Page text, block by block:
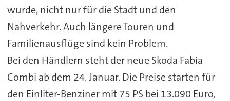
wurde, nicht nur für die Stadt und den
Nahverkehr. Auch längere Touren und
Familienausflüge sind kein Problem.
Bei den Händlern steht der neue Skoda Fabia
Combi ab dem 24. Januar. Die Preise starten für
den Einliter-Benziner mit 75 PS bei 13.090 Euro,